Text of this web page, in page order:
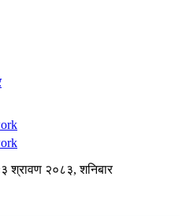
श्रावण २०८३, शनिबार